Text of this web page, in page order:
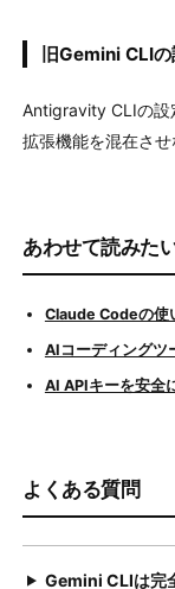
旧Gemini CLI
Antigravity CLIの設
拡張機能を混在させ
あわせて読みた
Claude Codeの使
AIコーディングツ
AI APIキーを安全
よくある質問
Gemini CLIは完